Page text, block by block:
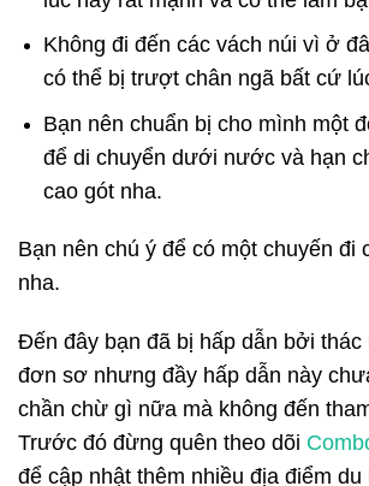
Không đi đến các vách núi vì ở
có thể bị trượt chân ngã bất cứ
Bạn nên chuẩn bị cho mình một
để di chuyển dưới nước và hạn
cao gót nha.
Bạn nên chú ý để có một chuyến đi
nha.
Đến đây bạn đã bị hấp dẫn bởi
đơn sơ nhưng đầy hấp dẫn này
chần chừ gì nữa mà không đến
Trước đó đừng quên theo dõi
để cập nhật thêm nhiều địa điểm